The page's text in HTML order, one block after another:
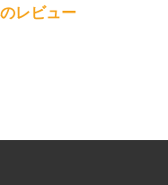
レビュー